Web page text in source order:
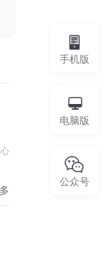
手机版
电脑版
公众号